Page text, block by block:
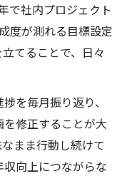
で社内プロジェクト
度が測れる目標設定
てることで、日々
を毎月振り返り、
修正することが大
まま行動し続けて
向上につながらな